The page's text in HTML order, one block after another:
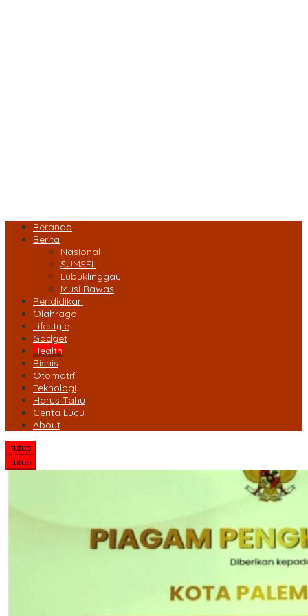
Beranda
Berita
Nasional
SUMSEL
Lubuklinggau
Musi Rawas
Pendidikan
Olahraga
Lifestyle
Gadget
Health
Bisnis
Otomotif
Teknologi
Harus Tahu
Cerita Lucu
About
tutup
tutup